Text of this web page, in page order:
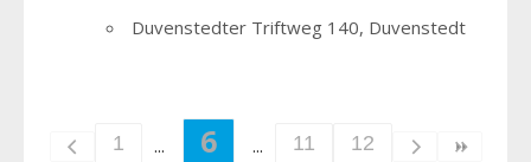
Duvenstedter Triftweg 140, Duvenstedt
1 6 11 12